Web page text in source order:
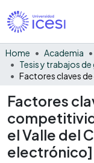
Home Academia
Tesis y trabajos
Factores
el Valle del
electrónico]